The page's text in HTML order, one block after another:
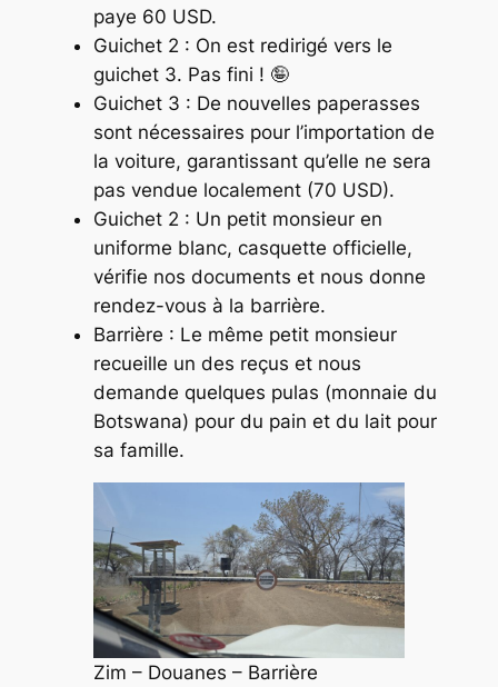
paye 60 USD.
Guichet 2 : On est redirigé vers le
guichet 3. Pas fini ! 🤪
Guichet 3 : De nouvelles paperasses
sont nécessaires pour l’importation de
la voiture, garantissant qu’elle ne sera
pas vendue localement (70 USD).
Guichet 2 : Un petit monsieur en
uniforme blanc, casquette officielle,
vérifie nos documents et nous donne
rendez-vous à la barrière.
Barrière : Le même petit monsieur
recueille un des reçus et nous
demande quelques pulas (monnaie du
Botswana) pour du pain et du lait pour
sa famille.
Zim – Douanes – Barrière